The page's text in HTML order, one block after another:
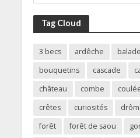
Tag Cloud
3 becs ardêche balade
bouquetins
cascade
château
combe
crêtes
curiosités
forêt
forêt de saou